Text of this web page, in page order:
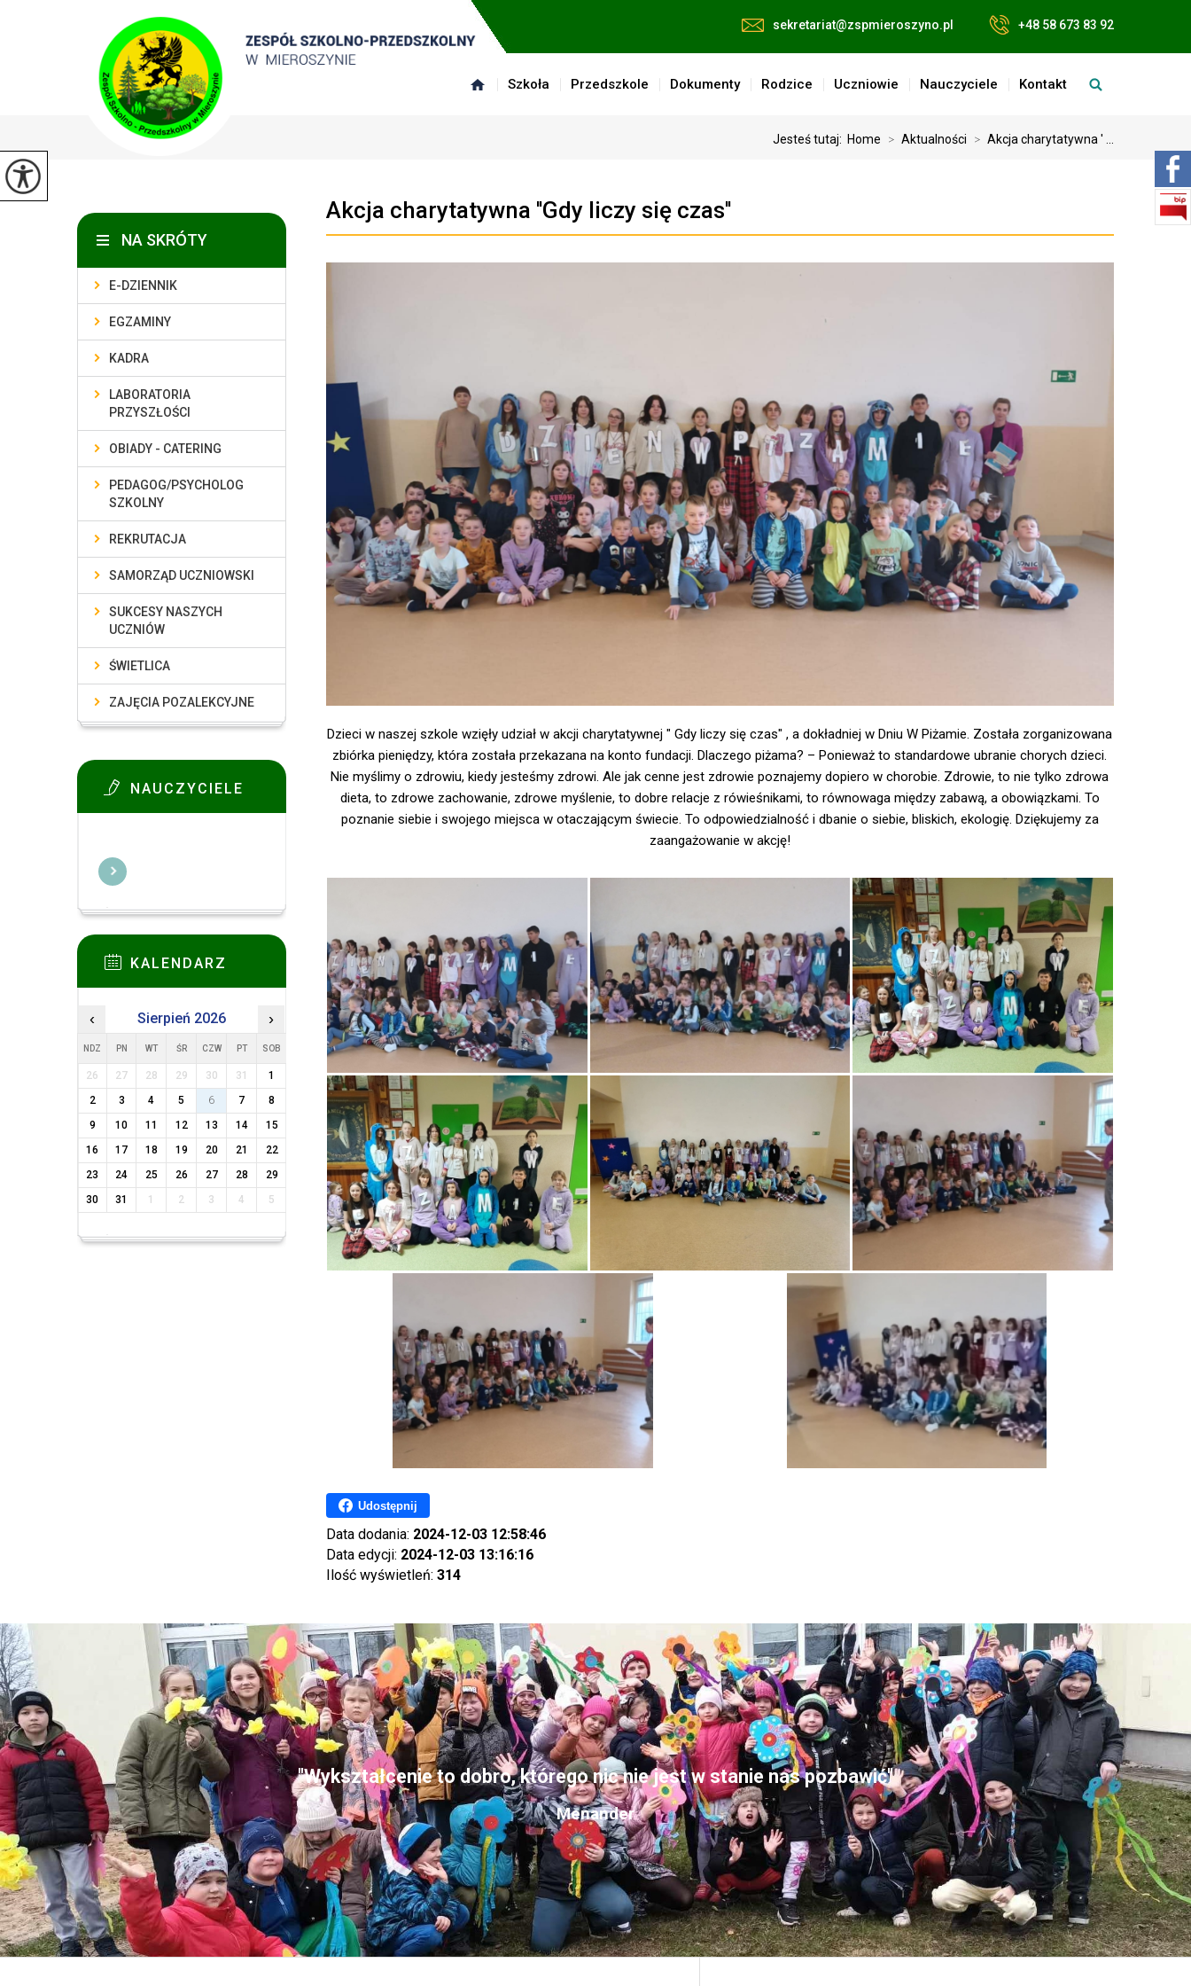
sekretariat@zspmieroszyno.pl +48 58 673 83 92
Szkoła Przedszkole Dokumenty Rodzice Uczniowie Nauczyciele Kontakt
Jesteś tutaj: Home > Aktualności > Akcja charytatywna ' ...
Akcja charytatywna ''Gdy liczy się czas''
Dzieci w naszej szkole wzięły udział w akcji charytatywnej " Gdy liczy się czas" , a dokładniej w Dniu W Piżamie. Została zorganizowana
zbiórka pieniędzy, która została przekazana na konto fundacji. Dlaczego piżama? – Ponieważ to standardowe ubranie chorych dzieci.
Nie myślimy o zdrowiu, kiedy jesteśmy zdrowi. Ale jak cenne jest zdrowie poznajemy dopiero w chorobie. Zdrowie, to nie tylko zdrowa
dieta, to zdrowe zachowanie, zdrowe myślenie, to dobre relacje z rówieśnikami, to równowaga między zabawą, a obowiązkami. To
poznanie siebie i swojego miejsca w otaczającym świecie. To odpowiedzialność i dbanie o siebie, bliskich, ekologię. Dziękujemy za
zaangażowanie w akcję!
Udostępnij
Data dodania: 2024-12-03 12:58:46
Data edycji: 2024-12-03 13:16:16
Ilość wyświetleń: 314
NA SKRÓTY
E-DZIENNIK
EGZAMINY
KADRA
LABORATORIA
PRZYSZŁOŚCI
OBIADY - CATERING
PEDAGOG/PSYCHOLOG
SZKOLNY
REKRUTACJA
SAMORZĄD UCZNIOWSKI
SUKCESY NASZYCH
UCZNIÓW
ŚWIETLICA
ZAJĘCIA POZALEKCYJNE
NAUCZYCIELE
KALENDARZ
‹ Sierpień 2026 ›
NDZ PN WT ŚR CZW PT SOB
26 27 28 29 30 31
1
2
3 4 5 6 7
8
9
10 11 12 13 14
15
16
17 18 19 20 21
22
23
24 25 26 27 28
29
30
31 1 2 3 4 5
"Wykształcenie to dobro, którego nic nie jest w stanie nas pozbawić"
Menander